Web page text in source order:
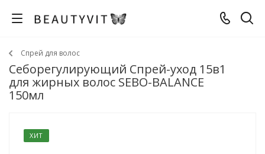
Спрей для волос
Себорегулирующий Спрей-уход 15в1
для жирных волос SEBO-BALANCE
150мл
ХИТ